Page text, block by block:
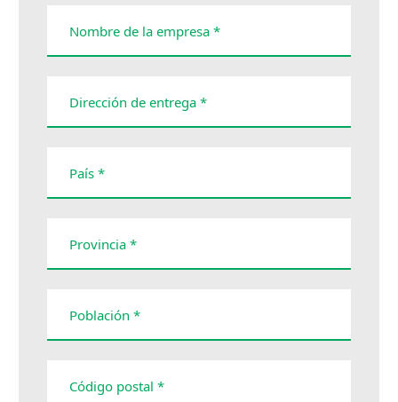
Nombre de la empresa *
Dirección de entrega *
País *
Provincia *
Población *
Código postal *